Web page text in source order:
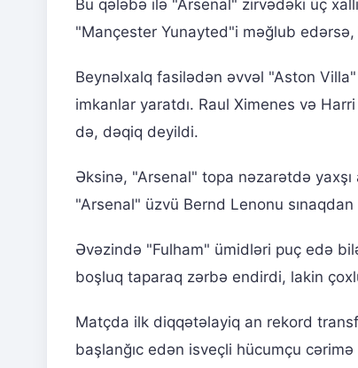
Bu qələbə ilə "Arsenal" zirvədəki üç
"Mançester Yunayted"i məğlub
Beynəlxalq fasilədən əvvəl "Aston
imkanlar yaratdı. Raul Ximenes və
də, dəqiq deyildi.
Əksinə, "Arsenal" topa nəzarətdə yaxşı
"Arsenal" üzvü Bernd Lenonu
Əvəzində "Fulham" ümidləri puç edə
boşluq taparaq zərbə endirdi, lakin
Matçda ilk diqqətəlayiq an rekord
başlanğıc edən isveçli hücumçu